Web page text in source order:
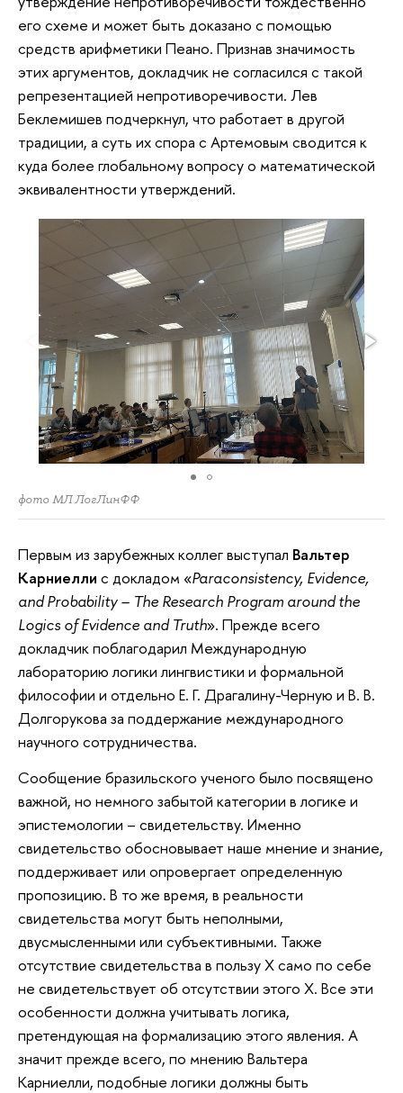
его схеме и может быть доказано с помощью
средств арифметики Пеано. Признав значимость
этих аргументов, докладчик не согласился с такой
репрезентацией непротиворечивости. Лев
Беклемишев подчеркнул, что работает в другой
традиции, а суть их спора с Артемовым сводится к
куда более глобальному вопросу о математической
эквивалентности утверждений.
фото МЛ ЛогЛинФФ
Первым из зарубежных коллег выступал Вальтер
Карниелли с докладом «Paraconsistency, Evidence,
and Probability – The Research Program around the
Logics of Evidence and Truth». Прежде всего
докладчик поблагодарил Международную
лабораторию логики лингвистики и формальной
философии и отдельно Е. Г. Драгалину-Черную и В. В.
Долгорукова за поддержание международного
научного сотрудничества.
Сообщение бразильского ученого было посвящено
важной, но немного забытой категории в логике и
эпистемологии – свидетельству. Именно
свидетельство обосновывает наше мнение и знание,
поддерживает или опровергает определенную
пропозицию. В то же время, в реальности
свидетельства могут быть неполными,
двусмысленными или субъективными. Также
отсутствие свидетельства в пользу X само по себе
не свидетельствует об отсутствии этого X. Все эти
особенности должна учитывать логика,
претендующая на формализацию этого явления. А
значит прежде всего, по мнению Вальтера
Карниелли, подобные логики должны быть